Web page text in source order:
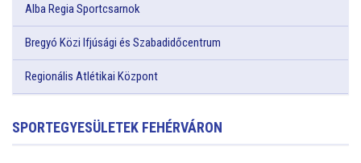
Alba Regia Sportcsarnok
Bregyó Közi Ifjúsági és Szabadidőcentrum
Regionális Atlétikai Központ
SPORTEGYESÜLETEK FEHÉRVÁRON